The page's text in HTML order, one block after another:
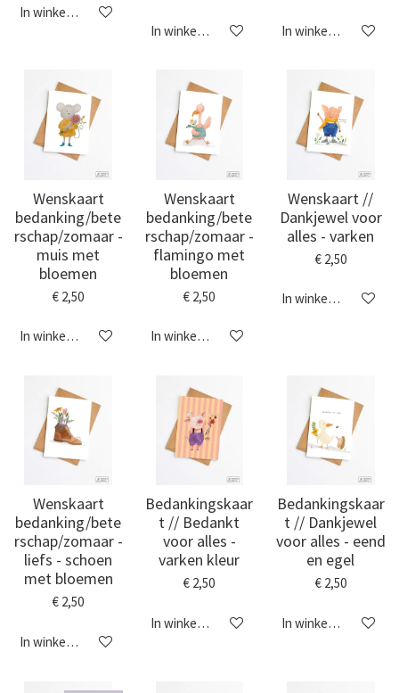
In winkelwagen
In winkelwagen In winkelwagen
Wenskaart
bedanking/bete
rschap/zomaar -
muis met
bloemen
€ 2,50
In winkelwagen
Wenskaart
bedanking/bete
rschap/zomaar -
flamingo met
bloemen
€ 2,50
In winkelwagen
Wenskaart //
Dankjewel voor
alles - varken
€ 2,50
In winkelwagen
Wenskaart
bedanking/bete
rschap/zomaar -
liefs - schoen
met bloemen
€ 2,50
In winkelwagen
Bedankingskaar
t // Bedankt
voor alles -
varken kleur
€ 2,50
In winkelwagen
Bedankingskaar
t // Dankjewel
voor alles - eend
en egel
€ 2,50
In winkelwagen